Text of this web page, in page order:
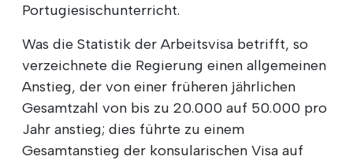
Portugiesischunterricht.
Was die Statistik der Arbeitsvisa betrifft, so
verzeichnete die Regierung einen allgemeinen
Anstieg, der von einer früheren jährlichen
Gesamtzahl von bis zu 20.000 auf 50.000 pro
Jahr anstieg; dies führte zu einem
Gesamtanstieg der konsularischen Visa auf